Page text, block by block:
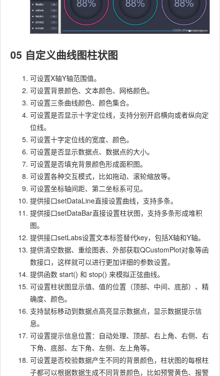
05 自定义曲线图柱状图
可设置X轴Y轴范围值。
可设置背景颜色、文本颜色、网格颜色。
可设置三条曲线颜色、颜色集合。
可设置是否显示十字定位线，支持分别开启横向或者纵向定
位线。
可设置十字定位线的宽度、颜色。
可设置是否显示数据点、数据点的大小。
可设置是否填充背景颜色形成面积图。
可设置各种交互模式，比如拖动、滚轮缩放等。
可设置坐标轴间距、第二坐标系可见。
提供接口setDataLine直接设置曲线，支持多条。
提供接口setDataBar直接设置柱状图，支持多条形成堆积
图。
提供接口setLabs设置文本标签替代key，包括X轴和Y轴。
提供清空数据、重绘图表、外部获取QCustomPlot对象等函
数接口，这样就可以进行更加详细的参数设置。
提供函数 start() 和 stop() 来模拟正弦曲线。
可设置柱状图显示值、值的位置（顶部、中间、底部）、精
确度、颜色。
支持鼠标移动到数据点高亮显示数据点，显示数据提示信
息。
可设置提示信息位置：自动处理、顶部、右上角、右侧、右
下角、底部、左下角、左侧、左上角等。
可设置是否校验数据产生不同的背景颜色，柱状图的每根柱
子都可以根据数据生成不同背景颜色，比如预警黄色、报警